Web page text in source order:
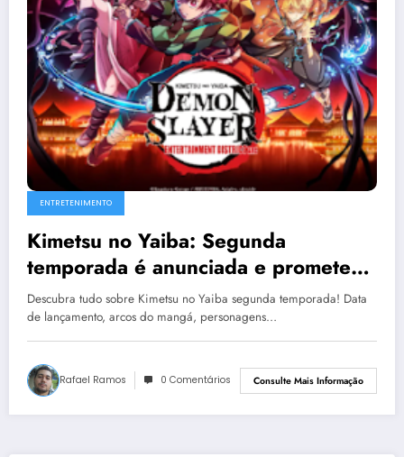
ENTRETENIMENTO
Kimetsu no Yaiba: Segunda
temporada é anunciada e promete
continuar a emocionante jornada de
Tanjiro
Descubra tudo sobre Kimetsu no Yaiba segunda temporada! Data
de lançamento, arcos do mangá, personagens…
Rafael Ramos 0 Comentários Consulte Mais Informação